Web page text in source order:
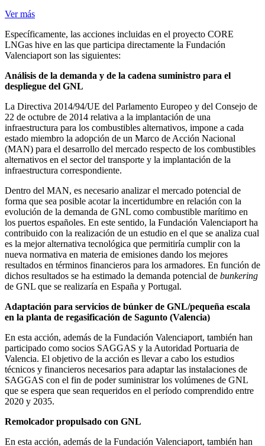
Ver más
Específicamente, las acciones incluidas en el proyecto CORE
LNGas hive en las que participa directamente la Fundación
Valenciaport son las siguientes:
Análisis de la demanda y de la cadena suministro para el
despliegue del GNL
La Directiva 2014/94/UE del Parlamento Europeo y del Consejo de
22 de octubre de 2014 relativa a la implantación de una
infraestructura para los combustibles alternativos, impone a cada
estado miembro la adopción de un Marco de Acción Nacional
(MAN) para el desarrollo del mercado respecto de los combustibles
alternativos en el sector del transporte y la implantación de la
infraestructura correspondiente.
Dentro del MAN, es necesario analizar el mercado potencial de
forma que sea posible acotar la incertidumbre en relación con la
evolución de la demanda de GNL como combustible marítimo en
los puertos españoles. En este sentido, la Fundación Valenciaport ha
contribuido con la realización de un estudio en el que se analiza cual
es la mejor alternativa tecnológica que permitiría cumplir con la
nueva normativa en materia de emisiones dando los mejores
resultados en términos financieros para los armadores. En función de
dichos resultados se ha estimado la demanda potencial de bunkering
de GNL que se realizaría en España y Portugal.
Adaptación para servicios de búnker de GNL/pequeña escala
en la planta de regasificación de Sagunto (Valencia)
En esta acción, además de la Fundación Valenciaport, también han
participado como socios SAGGAS y la Autoridad Portuaria de
Valencia. El objetivo de la acción es llevar a cabo los estudios
técnicos y financieros necesarios para adaptar las instalaciones de
SAGGAS con el fin de poder suministrar los volúmenes de GNL
que se espera que sean requeridos en el período comprendido entre
2020 y 2035.
Remolcador propulsado con GNL
En esta acción, además de la Fundación Valenciaport, también han